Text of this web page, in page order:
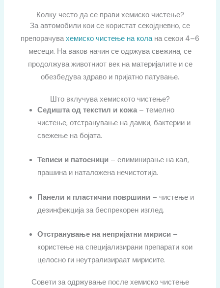
Колку често да се прави хемиско чистење?
За автомобили кои се користат секојдневно, се
препорачувахемиско чистење на колана секои 4–6
месеци. На ваков начин се одржува свежина, се
продолжува животниот век на материјалите и се
обезбедува здраво и пријатно патување.
Што вклучува хемиското чистење?
Седишта од текстил и кожа– темелно
чистење, отстранување на дамки, бактерии и
свежење на бојата.
Теписи и патосници – елиминирање на кал,
прашина и наталожена нечистотија.
Панели и пластични површини – чистење и
дезинфекција за беспрекорен изглед.
Отстранување на непријатни мириси –
користење на специјализирани препарати кои
целосно ги неутрализираат мирисите.
Совети за одржување после хемиско чистење